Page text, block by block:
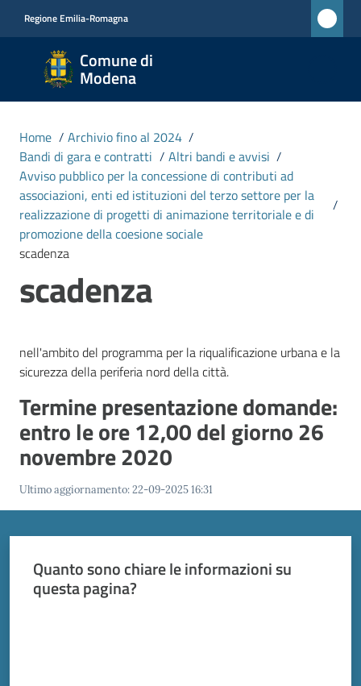
Regione Emilia-Romagna
Comune di
Modena
Comune
di
Modena
CIVICA
MONET
Amministrazione
Vivere
Modena
Argomenti
Home / Archivio fino al 2024 /
Bandi di gara e contratti / Altri bandi e avvisi /
Avviso pubblico per la concessione di contributi ad
associazioni, enti ed istituzioni del terzo settore per la
realizzazione di progetti di animazione territoriale e di
promozione della coesione sociale
/
scadenza
scadenza
nell'ambito del programma per la riqualificazione urbana e la
sicurezza della periferia nord della città.
Termine presentazione domande:
entro le ore 12,00 del giorno 26
novembre 2020
Ultimo aggiornamento:22-09-2025 16:31
Quanto sono chiare le informazioni su
questa pagina?